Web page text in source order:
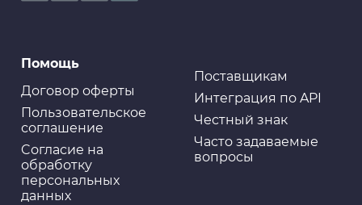
Помощь
Договор оферты
Пользовательское
соглашение
Cогласие на
обработку
персональных
данных
Поставщикам
Интеграция по API
Честный знак
Часто задаваемые
вопросы